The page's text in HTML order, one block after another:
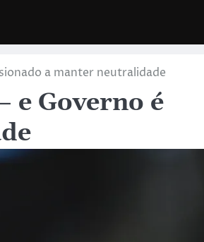
a manter neutralidade
e Governo é